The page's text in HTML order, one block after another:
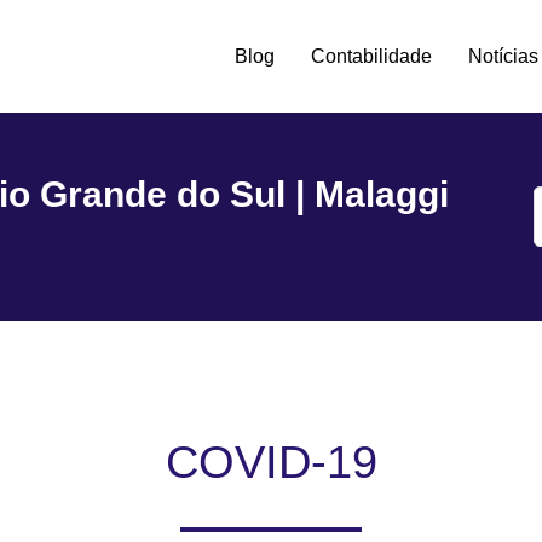
Blog Contabilidade Notícias
Grande do Sul | Malaggi
COVID-19